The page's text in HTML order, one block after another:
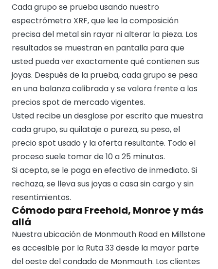
Cada grupo se prueba usando nuestro
espectrómetro XRF, que lee la composición
precisa del metal sin rayar ni alterar la pieza. Los
resultados se muestran en pantalla para que
usted pueda ver exactamente qué contienen sus
joyas. Después de la prueba, cada grupo se pesa
en una balanza calibrada y se valora frente a los
precios spot de mercado vigentes.
Usted recibe un desglose por escrito que muestra
cada grupo, su quilataje o pureza, su peso, el
precio spot usado y la oferta resultante. Todo el
proceso suele tomar de 10 a 25 minutos.
Si acepta, se le paga en efectivo de inmediato. Si
rechaza, se lleva sus joyas a casa sin cargo y sin
resentimientos.
Cómodo para Freehold, Monroe y más
allá
Nuestra ubicación de Monmouth Road en Millstone
es accesible por la Ruta 33 desde la mayor parte
del oeste del condado de Monmouth. Los clientes